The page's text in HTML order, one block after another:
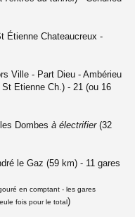
Étienne Chateaucreux -
Ville - Part Dieu - Ambérieu
Etienne Ch.) - 21 (ou 16
Dombes à électrifier(32
le Gaz (59 km) - 11 gares
en comptant - les gares
fois pour le total)